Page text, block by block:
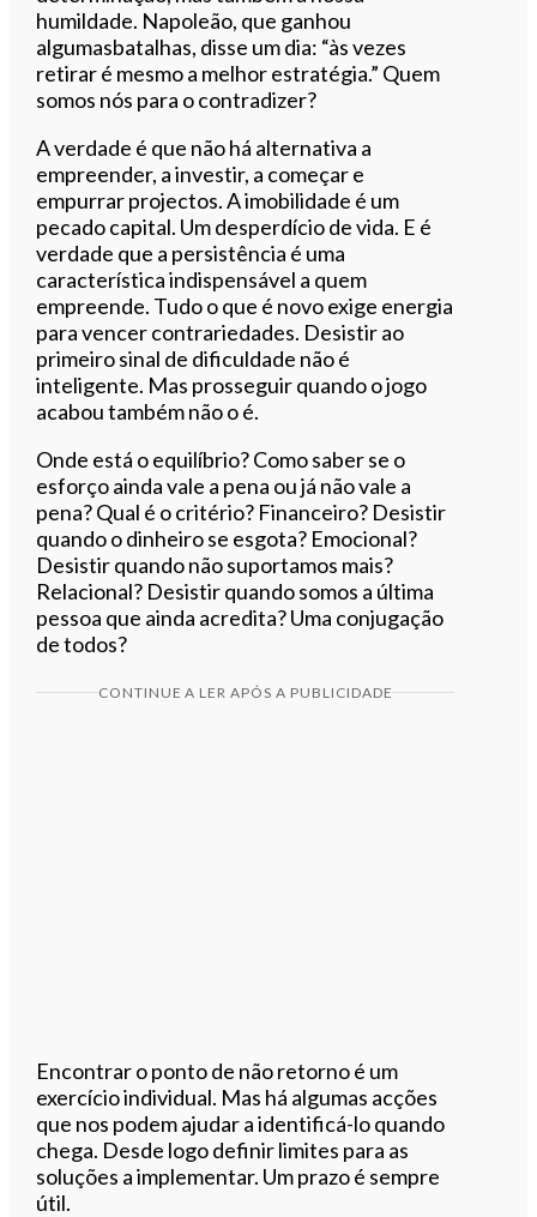
humildade. Napoleão, que ganhou
algumasbatalhas, disse um dia: “às vezes
retirar é mesmo a melhor estratégia.” Quem
somos nós para o contradizer?
A verdade é que não há alternativa a
empreender, a investir, a começar e
empurrar projectos. A imobilidade é um
pecado capital. Um desperdício de vida. E é
verdade que a persistência é uma
característica indispensável a quem
empreende. Tudo o que é novo exige energia
para vencer contrariedades. Desistir ao
primeiro sinal de dificuldade não é
inteligente. Mas prosseguir quando o jogo
acabou também não o é.
Onde está o equilíbrio? Como saber se o
esforço ainda vale a pena ou já não vale a
pena? Qual é o critério? Financeiro? Desistir
quando o dinheiro se esgota? Emocional?
Desistir quando não suportamos mais?
Relacional? Desistir quando somos a última
pessoa que ainda acredita? Uma conjugação
de todos?
CONTINUE A LER APÓS A PUBLICIDADE
Encontrar o ponto de não retorno é um
exercício individual. Mas há algumas acções
que nos podem ajudar a identificá-lo quando
chega. Desde logo definir limites para as
soluções a implementar. Um prazo é sempre
útil.